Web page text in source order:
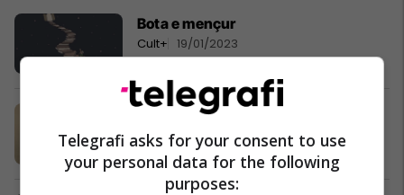
Bota e mençur
Cult+ 19/01/2023
Fragmente nga vepra “Përtej së
mirës dhe së keqes”
Fjala+ 07/11/2022
Telegrafi asks for your consent to use
your personal data for the following
purposes: